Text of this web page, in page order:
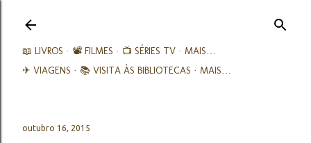
📖 LIVROS 📽️ FILMES 📺 SÉRIES TV
MAIS…
✈ VIAGENS
📚︎ VISITA ÀS BIBLIOTECAS MAIS…
outubro 16, 2015